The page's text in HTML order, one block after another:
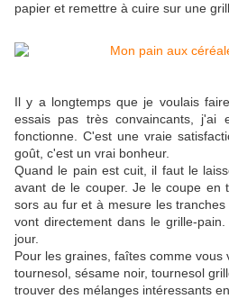
papier et remettre à cuire sur une
Il y a longtemps que je voulais
essais pas très convaincants, j'ai
fonctionne. C'est une vraie
goût, c'est un vrai bonheur.
Quand le pain est cuit, il faut le
avant de le couper. Je le coupe en
sors au fur et à mesure les
vont directement dans le grille-
jour.
Pour les graines, faîtes comme vous
tournesol, sésame noir, tournesol
trouver des mélanges intéressants